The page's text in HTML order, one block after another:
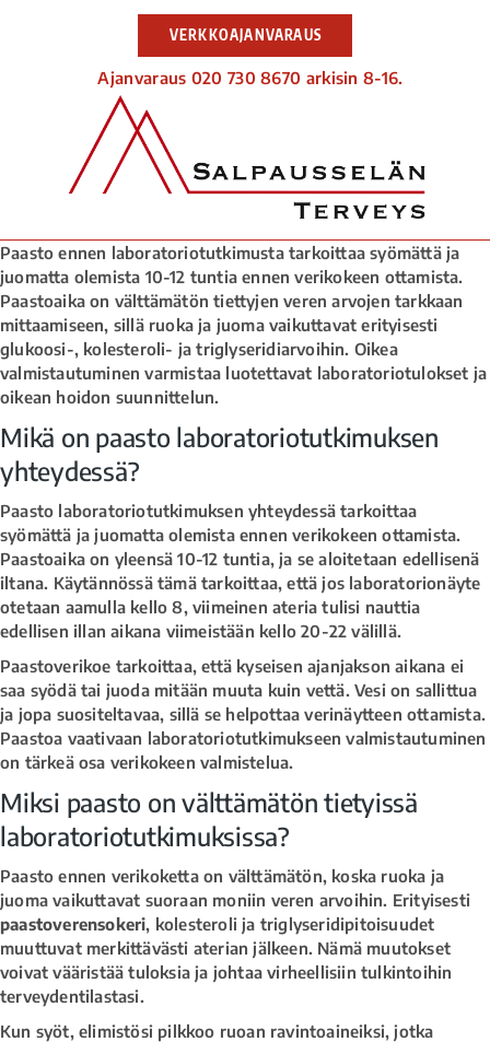
VERKKOAJANVARAUS
Ajanvaraus 020 730 8670 arkisin 8-16.
Paasto ennen laboratoriotutkimusta tarkoittaa syömättä ja
juomatta olemista 10-12 tuntia ennen verikokeen ottamista.
Paastoaika on välttämätön tiettyjen veren arvojen tarkkaan
mittaamiseen, sillä ruoka ja juoma vaikuttavat erityisesti
glukoosi-, kolesteroli- ja triglyseridiarvoihin. Oikea
valmistautuminen varmistaa luotettavat laboratoriotulokset ja
oikean hoidon suunnittelun.
Mikä on paasto laboratoriotutkimuksen
yhteydessä?
Paasto laboratoriotutkimuksen yhteydessä tarkoittaa
syömättä ja juomatta olemista ennen verikokeen ottamista.
Paastoaika on yleensä 10-12 tuntia, ja se aloitetaan edellisenä
iltana. Käytännössä tämä tarkoittaa, että jos laboratorionäyte
otetaan aamulla kello 8, viimeinen ateria tulisi nauttia
edellisen illan aikana viimeistään kello 20-22 välillä.
Paastoverikoe tarkoittaa, että kyseisen ajanjakson aikana ei
saa syödä tai juoda mitään muuta kuin vettä. Vesi on sallittua
ja jopa suositeltavaa, sillä se helpottaa verinäytteen ottamista.
Paastoa vaativaan laboratoriotutkimukseen valmistautuminen
on tärkeä osa verikokeen valmistelua.
Miksi paasto on välttämätön tietyissä
laboratoriotutkimuksissa?
Paasto ennen verikoketta on välttämätön, koska ruoka ja
juoma vaikuttavat suoraan moniin veren arvoihin. Erityisesti
paastoverensokeri, kolesteroli ja triglyseridipitoisuudet
muuttuvat merkittävästi aterian jälkeen. Nämä muutokset
voivat vääristää tuloksia ja johtaa virheellisiin tulkintoihin
terveydentilastasi.
Kun syöt, elimistösi pilkkoo ruoan ravintoaineiksi, jotka